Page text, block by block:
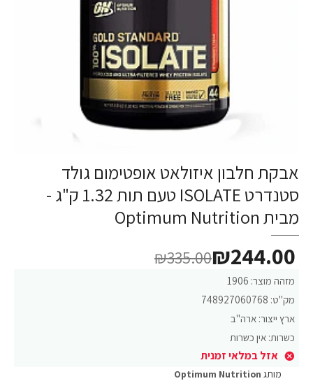
אבקת חלבון איזולאט אופטימום גולד
סטנדרט ISOLATE טעם תות 1.32 ק"ג -
מבית Optimum Nutrition
מזהה מוצר: 1906
מק"ט: 748927060768
ארץ ייצור: ארה"ב
כשרות: אין כשרות
אזל במלאי זמנית
₪244.00
₪335.00
מותג Optimum Nutrition